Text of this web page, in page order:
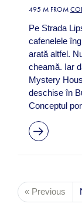
495 M FROM
Pe Strada
cafenelele
arată altfel.
cheamă. Iar
Mystery
deschise în
Conceptul
« Previous